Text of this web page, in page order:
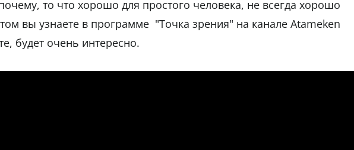
то что хорошо для простого человека, не всегда хорошо
вы узнаете в программе "Точка зрения" на канале Atameken
будет очень интересно.